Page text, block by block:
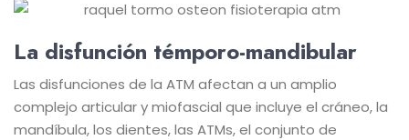
La disfunción témporo-mandibular
Las disfunciones de la ATM afectan a un amplio
complejo articular y miofascial que incluye el cráneo, la
mandíbula, los dientes, las ATMs, el conjunto de